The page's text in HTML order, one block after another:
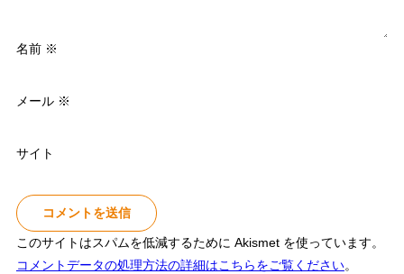
名前 ※
メール ※
サイト
このサイトはスパムを低減するために Akismet を使っています。
コメントデータの処理方法の詳細はこちらをご覧ください。